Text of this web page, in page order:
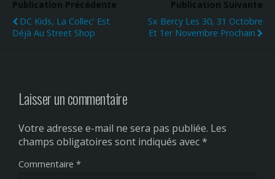
Publication Précédente
DC Kids, La Collec' Est
Déjà Au Street Shop
Publication Suivante
Sx Bercy Les 30, 31 Octobre
Et 1er Novembre Prochain
Laisser un commentaire
Votre adresse e-mail ne sera pas publiée. Les
champs obligatoires sont indiqués avec*
Commentaire *